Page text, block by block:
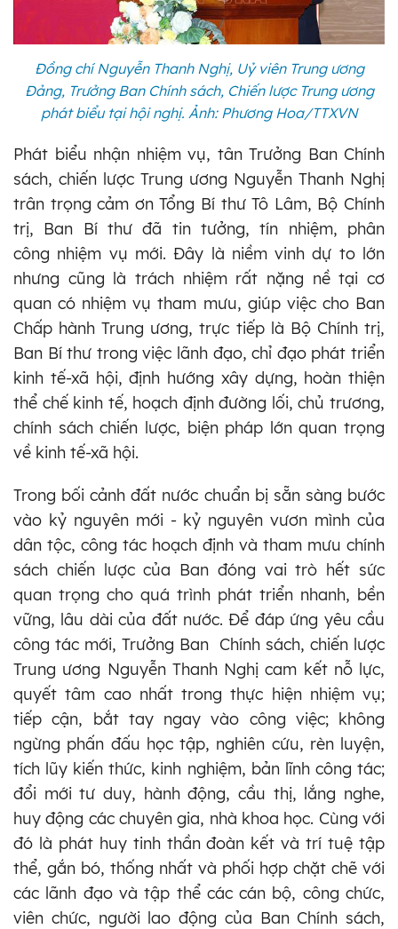
Đồng chí Nguyễn Thanh Nghị, Uỷ viên Trung ương
Đảng, Trưởng Ban Chính sách, Chiến lược Trung ương
phát biểu tại hội nghị. Ảnh: Phương Hoa/TTXVN
Phát biểu nhận nhiệm vụ, tân Trưởng Ban Chính
sách, chiến lược Trung ương Nguyễn Thanh Nghị
trân trọng cảm ơn Tổng Bí thư Tô Lâm, Bộ Chính
trị, Ban Bí thư đã tin tưởng, tín nhiệm, phân
công nhiệm vụ mới. Đây là niềm vinh dự to lớn
nhưng cũng là trách nhiệm rất nặng nề tại cơ
quan có nhiệm vụ tham mưu, giúp việc cho Ban
Chấp hành Trung ương, trực tiếp là Bộ Chính trị,
Ban Bí thư trong việc lãnh đạo, chỉ đạo phát triển
kinh tế-xã hội, định hướng xây dựng, hoàn thiện
thể chế kinh tế, hoạch định đường lối, chủ trương,
chính sách chiến lược, biện pháp lớn quan trọng
về kinh tế-xã hội.
Trong bối cảnh đất nước chuẩn bị sẵn sàng bước
vào kỷ nguyên mới - kỷ nguyên vươn mình của
dân tộc, công tác hoạch định và tham mưu chính
sách chiến lược của Ban đóng vai trò hết sức
quan trọng cho quá trình phát triển nhanh, bền
vững, lâu dài của đất nước. Để đáp ứng yêu cầu
công tác mới, Trưởng Ban Chính sách, chiến lược
Trung ương Nguyễn Thanh Nghị cam kết nỗ lực,
quyết tâm cao nhất trong thực hiện nhiệm vụ;
tiếp cận, bắt tay ngay vào công việc; không
ngừng phấn đấu học tập, nghiên cứu, rèn luyện,
tích lũy kiến thức, kinh nghiệm, bản lĩnh công tác;
đổi mới tư duy, hành động, cầu thị, lắng nghe,
huy động các chuyên gia, nhà khoa học. Cùng với
đó là phát huy tinh thần đoàn kết và trí tuệ tập
thể, gắn bó, thống nhất và phối hợp chặt chẽ với
các lãnh đạo và tập thể các cán bộ, công chức,
viên chức, người lao động của Ban Chính sách,